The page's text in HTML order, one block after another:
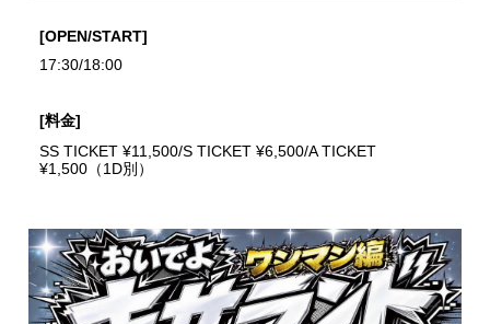
[OPEN/START]
17:30/18:00
[料金]
SS TICKET ¥11,500/S TICKET ¥6,500/A TICKET
¥1,500（1D別）